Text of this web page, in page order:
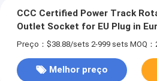
CCC Certified Power Track
Outlet Socket for EU Plug in
Preço：$38.88/sets 2-999 sets MOQ
Melhor preço